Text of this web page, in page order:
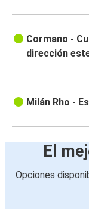
Cormano -
dirección
Milán Rho -
El
Opciones